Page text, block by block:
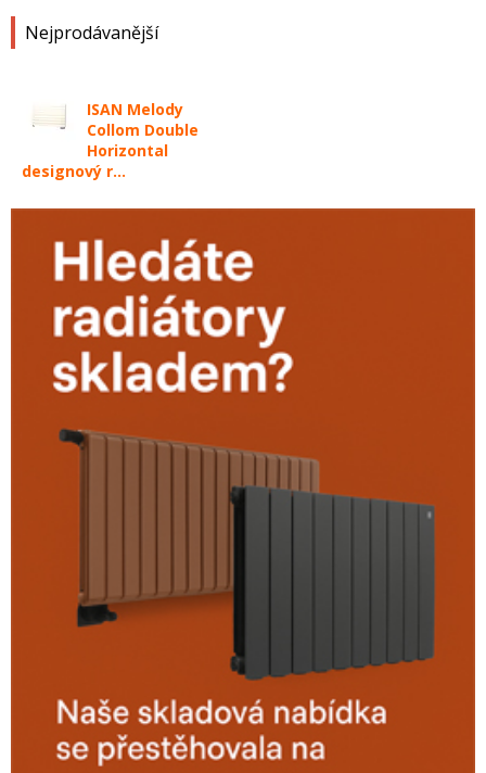
Nejprodávanější
ISAN Melody
Collom Double
Horizontal
designový r...